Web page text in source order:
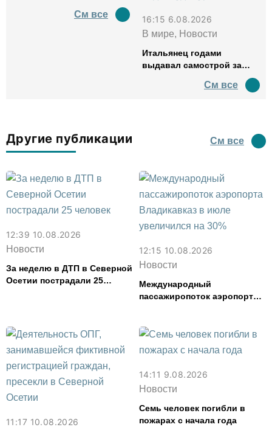
См все
16:15 6.08.2026
В мире, Новости
Итальянец годами
выдавал самострой за
водил туда туристов
См все
Другие публикации См все
12:39 10.08.2026
Новости
За неделю в ДТП в Северной
Осетии пострадали 25
12:15 10.08.2026
Новости
Международный
пассажиропоток аэропорта
11:17 10.08.2026
14:11 9.08.2026
Новости
Семь человек погибли в
пожарах с начала года